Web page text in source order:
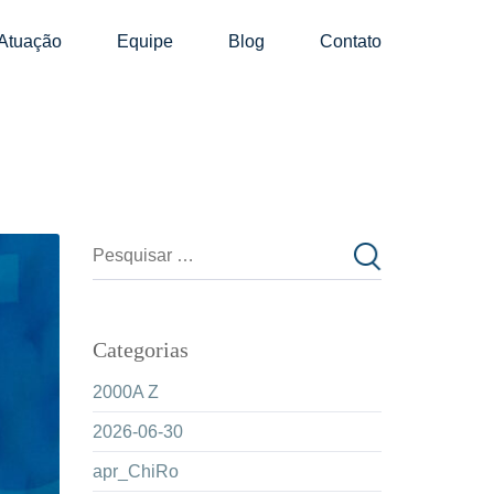
Equipe Blog Contato
Categorias
2000A Z
2026-06-30
apr_ChiRo